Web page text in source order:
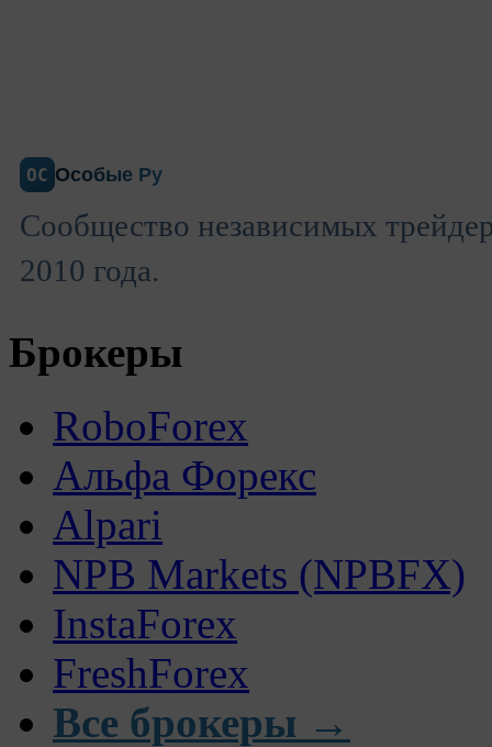
ОС Особые Ру
Сообщество независимых
2010 года.
Брокеры
RoboForex
Альфа Форекс
Alpari
NPB Markets (NPBFX)
InstaForex
FreshForex
Все брокеры →